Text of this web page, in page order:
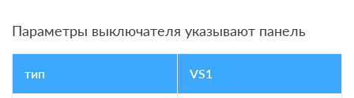
Параметры выключателя указывают панель
тип VS1